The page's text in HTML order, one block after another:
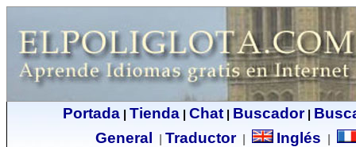
Portada| Tienda| Chat| Buscador|
General
Traductor| Inglés